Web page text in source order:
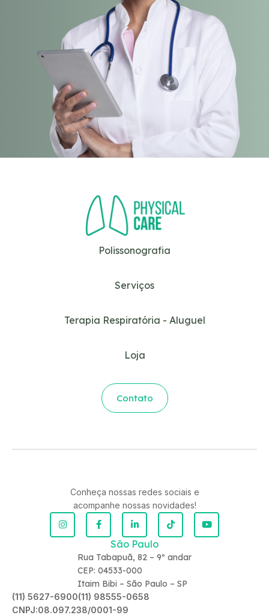
Polissonografia
Serviços
Terapia Respiratória - Aluguel
Loja
Contato
Conheça nossas redes sociais e
acompanhe nossas novidades!
São Paulo
Rua Tabapuã, 82 – 9º andar
CEP: 04533-000
Itaim Bibi – São Paulo – SP
(11) 5627-6900(11) 98555-0658
CNPJ:08.097.238/0001-99